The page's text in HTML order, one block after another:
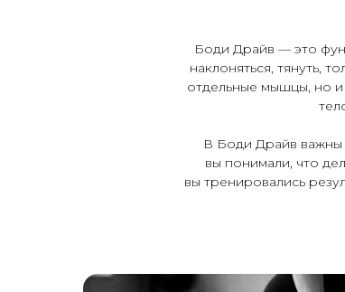
Боди Драйв — это
наклоняться, тянуть,
отдельные мышцы, но и
В Боди Драйв важны
вы понимали, что
вы тренировались